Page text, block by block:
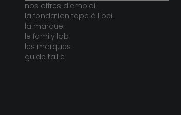
nos offres d'emploi
la fondation tape à l'oeil
la marque
le family lab
les marques
guide taille